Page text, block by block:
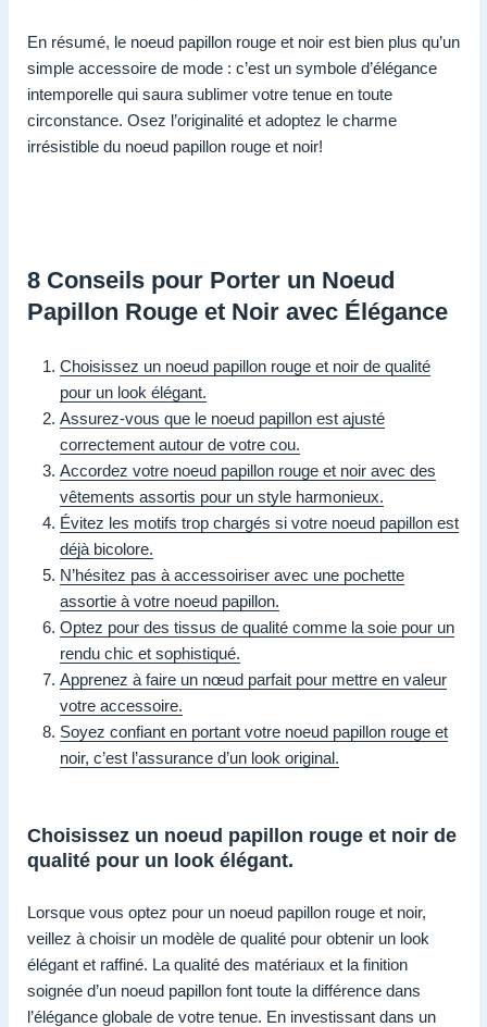
En résumé, le noeud papillon rouge et noir est bien plus qu’un
simple accessoire de mode : c’est un symbole d’élégance
intemporelle qui saura sublimer votre tenue en toute
circonstance. Osez l’originalité et adoptez le charme
irrésistible du noeud papillon rouge et noir!
8 Conseils pour Porter un Noeud
Papillon Rouge et Noir avec Élégance
Choisissez un noeud papillon rouge et noir de qualité
pour un look élégant.
Assurez-vous que le noeud papillon est ajusté
correctement autour de votre cou.
Accordez votre noeud papillon rouge et noir avec des
vêtements assortis pour un style harmonieux.
Évitez les motifs trop chargés si votre noeud papillon est
déjà bicolore.
N’hésitez pas à accessoiriser avec une pochette
assortie à votre noeud papillon.
Optez pour des tissus de qualité comme la soie pour un
rendu chic et sophistiqué.
Apprenez à faire un nœud parfait pour mettre en valeur
votre accessoire.
Soyez confiant en portant votre noeud papillon rouge et
noir, c’est l’assurance d’un look original.
Choisissez un noeud papillon rouge et noir de
qualité pour un look élégant.
Lorsque vous optez pour un noeud papillon rouge et noir,
veillez à choisir un modèle de qualité pour obtenir un look
élégant et raffiné. La qualité des matériaux et la finition
soignée d’un noeud papillon font toute la différence dans
l’élégance globale de votre tenue. En investissant dans un